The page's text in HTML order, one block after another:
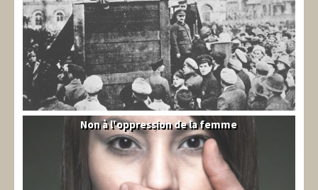
Syrie
Non à l'oppression de la femme